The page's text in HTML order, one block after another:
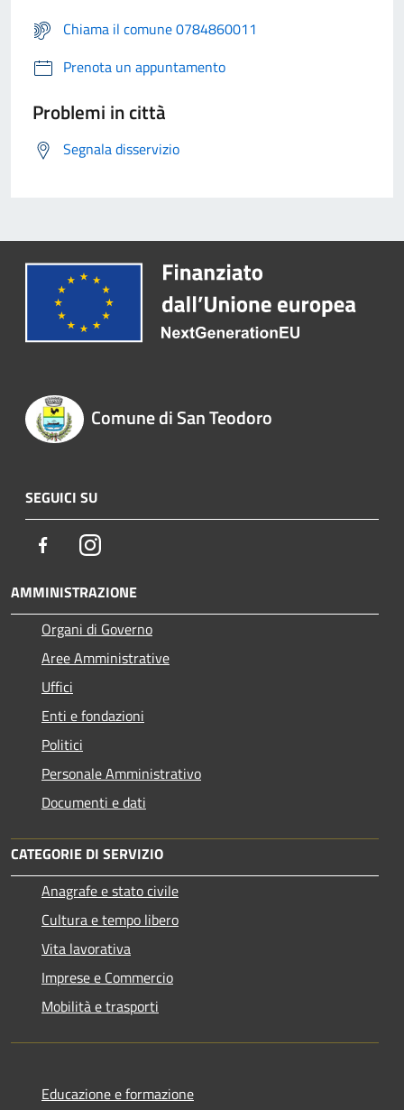
Chiama il comune 0784860011
Prenota un appuntamento
Problemi in città
Segnala disservizio
Comune di San Teodoro
SEGUICI SU
FacebookInstagram
AMMINISTRAZIONE
Organi di Governo
Aree Amministrative
Uffici
Enti e fondazioni
Politici
Personale Amministrativo
Documenti e dati
CATEGORIE DI SERVIZIO
Anagrafe e stato civile
Cultura e tempo libero
Vita lavorativa
Imprese e Commercio
Mobilità e trasporti
Educazione e formazione